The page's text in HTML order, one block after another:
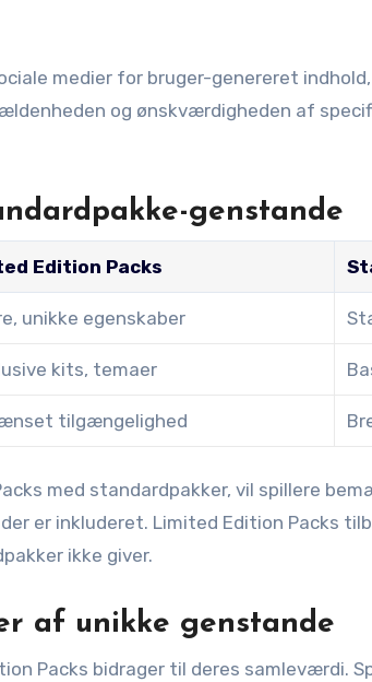
medier for bruger-genereret
og ønskværdigheden af
genstande
Edition Packs
unikke egenskaber
kits, temaer
tilgængelighed
med standardpakker, vil spillere
er inkluderet. Limited Edition Packs
ikke giver.
af unikke genstande
Packs bidrager til deres samleværdi.